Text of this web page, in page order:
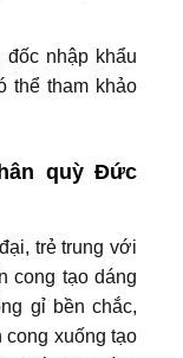
nhập khẩu
thể tham khảo
quỳ Đức
trẻ trung với
cong tạo dáng
gỉ bền chắc,
xuống tạo